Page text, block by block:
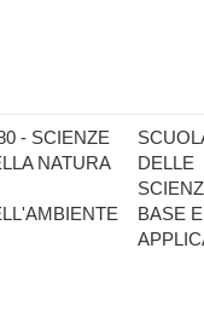
- SCIENZE
NATURA
DELLE
BASE E